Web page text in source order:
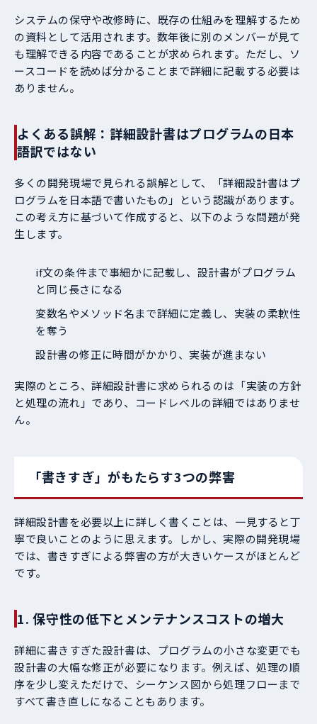
システムの保守や改修時に、既存の仕組みを理解するため
の資料として活用されます。数年後に別のメンバーが見て
も理解できる内容であることが求められます。ただし、ソ
ースコードを読めば分かることまで詳細に記載する必要は
ありません。
よくある誤解：詳細設計書はプログラムの日本
語訳ではない
多くの開発現場で見られる誤解として、「詳細設計書はプ
ログラムを日本語で書いたもの」という認識があります。
この考え方に基づいて作成すると、以下のような問題が発
生します。
if文の条件まで事細かに記載し、設計書がプログラム
と同じ長さになる
変数名やメソッド名まで詳細に定義し、実装の柔軟性
を奪う
設計書の修正に時間がかかり、実装が進まない
実際のところ、詳細設計書に求められるのは「実装の方針
と処理の流れ」であり、コードレベルの詳細ではありませ
ん。
「書きすぎ」がもたらす3つの弊害
詳細設計書を必要以上に詳しく書くことは、一見すると丁
寧で良いことのように思えます。しかし、実際の開発現場
では、書きすぎによる弊害の方が大きいケースがほとんど
です。
1. 保守性の低下とメンテナンスコストの増大
詳細に書きすぎた設計書は、プログラムの小さな変更でも
設計書の大幅な修正が必要になります。例えば、処理の順
序を少し変えただけで、シーケンス図から処理フローまで
すべて書き直しになることもあります。